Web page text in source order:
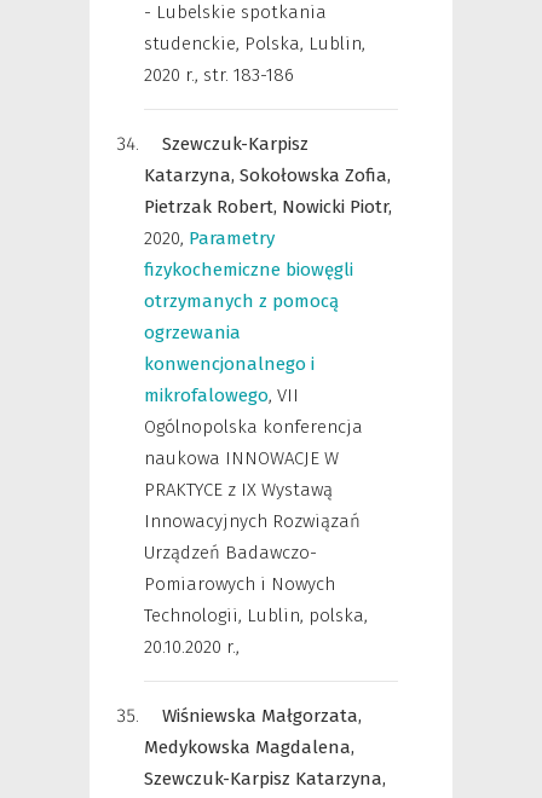
- Lubelskie spotkania
studenckie, Polska, Lublin,
2020 r., str. 183-186
Szewczuk-Karpisz
Katarzyna, Sokołowska Zofia,
Pietrzak Robert, Nowicki Piotr,
2020, Parametry
fizykochemiczne biowęgli
otrzymanych z pomocą
ogrzewania
konwencjonalnego i
mikrofalowego, VII
Ogólnopolska konferencja
naukowa INNOWACJE W
PRAKTYCE z IX Wystawą
Innowacyjnych Rozwiązań
Urządzeń Badawczo-
Pomiarowych i Nowych
Technologii, Lublin, polska,
20.10.2020 r.,
Wiśniewska Małgorzata,
Medykowska Magdalena,
Szewczuk-Karpisz Katarzyna,